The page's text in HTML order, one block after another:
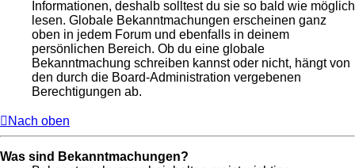
Informationen, deshalb solltest du sie so bald wie möglich
lesen. Globale Bekanntmachungen erscheinen ganz
oben in jedem Forum und ebenfalls in deinem
persönlichen Bereich. Ob du eine globale
Bekanntmachung schreiben kannst oder nicht, hängt von
den durch die Board-Administration vergebenen
Berechtigungen ab.
Nach oben
Was sind Bekanntmachungen?